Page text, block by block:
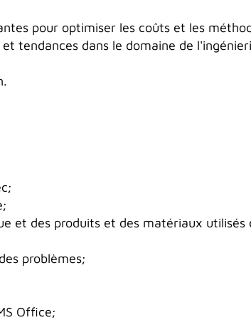
pour optimiser les coûts et les
tendances dans le domaine de
et des produits et des matériaux utilisés
problèmes;
Office;